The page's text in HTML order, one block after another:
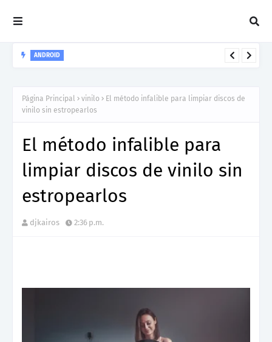
ANDROID
Página Principal vinilo
El método infalible para limpiar discos de
vinilo sin estropearlos
El método infalible para
limpiar discos de vinilo sin
estropearlos
djkairos 2:36 p.m.